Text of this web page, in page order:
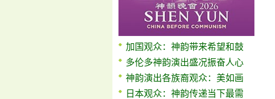
加国观众：神韵带来希望和鼓
多伦多神韵演出盛况振奋人心
神韵演出各族裔观众：美如画
日本观众：神韵传递当下最需